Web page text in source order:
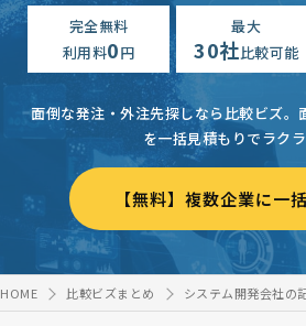
完全無料
利用料0円
最大
30社比較可能
面倒な発注・外注先探しなら比較ビズ。
を一括見積もりでラクラ
【無料】複数企業に一
HOME 比較ビズまとめ システム開発会社の